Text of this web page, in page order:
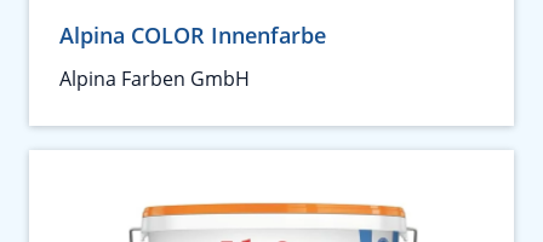
Alpina COLOR Innenfarbe
Alpina Farben GmbH